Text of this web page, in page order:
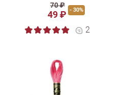
70 ₽
49 ₽ - 30%
2